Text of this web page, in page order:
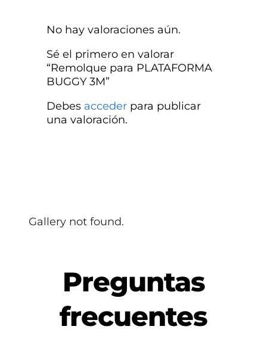
No hay valoraciones aún.
Sé el primero en valorar
“Remolque para PLATAFORMA
BUGGY 3M”
Debes acceder para publicar
una valoración.
Gallery not found.
Preguntas
frecuentes